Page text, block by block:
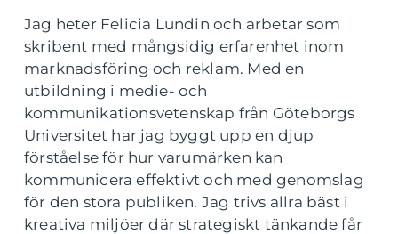
Jag heter Felicia Lundin och arbetar som
skribent med mångsidig erfarenhet inom
marknadsföring och reklam. Med en
utbildning i medie- och
kommunikationsvetenskap från Göteborgs
Universitet har jag byggt upp en djup
förståelse för hur varumärken kan
kommunicera effektivt och med genomslag
för den stora publiken. Jag trivs allra bäst i
kreativa miljöer där strategiskt tänkande får